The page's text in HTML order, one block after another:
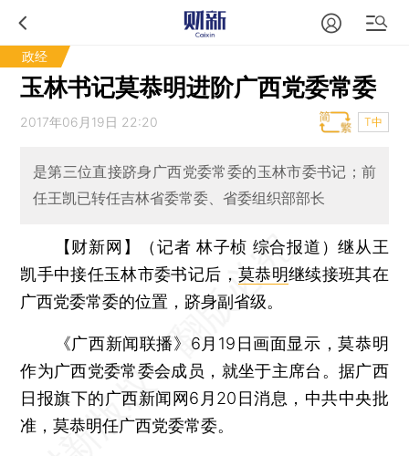
政经
玉林书记莫恭明进阶广西党委常委
2017年06月19日 22:20 T中
是第三位直接跻身广西党委常委的玉林市委书记；前
任王凯已转任吉林省委常委、省委组织部部长
【财新网】（记者 林子桢 综合报道）继从王
凯手中接任玉林市委书记后， 莫恭明继续接班其在
广西党委常委的位置，跻身副省级。
《广西新闻联播》6月19日画面显示，莫恭明
作为广西党委常委会成员，就坐于主席台。据广西
日报旗下的广西新闻网6月20日消息，中共中央批
准，莫恭明任广西党委常委。